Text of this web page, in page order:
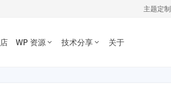
主题定制
WP 资源 技术分享 关于